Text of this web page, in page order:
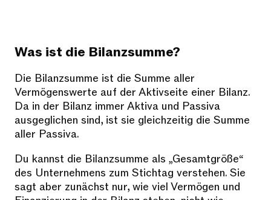
Was ist die Bilanzsumme?
Die Bilanzsumme ist die Summe aller
Vermögenswerte auf der Aktivseite einer Bilanz.
Da in der Bilanz immer Aktiva und Passiva
ausgeglichen sind, ist sie gleichzeitig die Summe
aller Passiva.
Du kannst die Bilanzsumme als „Gesamtgröße“
des Unternehmens zum Stichtag verstehen. Sie
sagt aber zunächst nur, wie viel Vermögen und